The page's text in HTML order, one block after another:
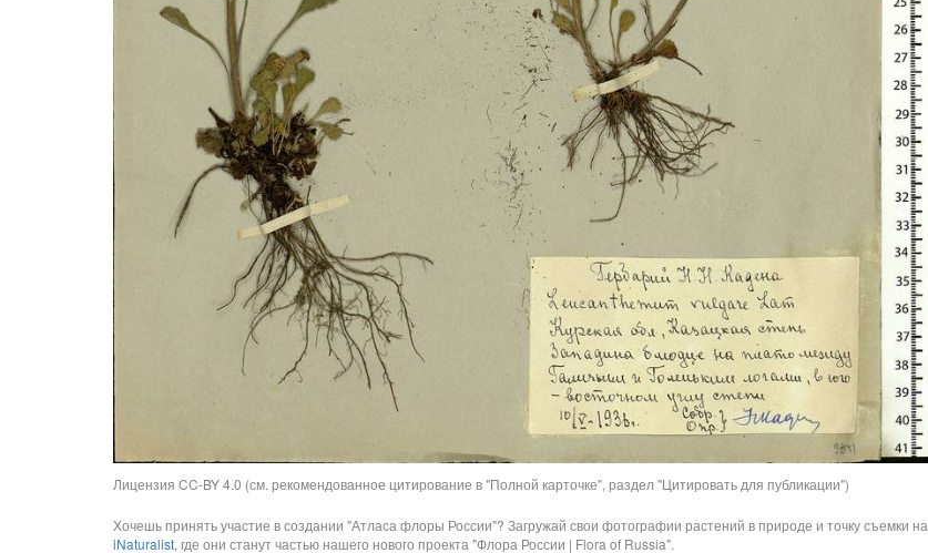
Лицензия CC-BY 4.0 (см. рекомендованное цитирование в "Полной карточке", раздел "Цитировать для публикации")
Хочешь принять участие в создании "Атласа флоры России"? Загружай свои фотографии растений в природе и точку съемки на
iNaturalist, где они станут частью нашего нового проекта "Флора России | Flora of Russia".